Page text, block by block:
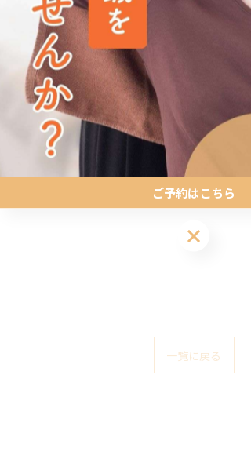
・ホームページより受付中です📲
一覧に戻る
ご予約はこちら
ご予約はこちら